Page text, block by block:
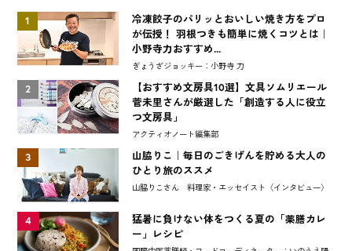
1
冷凍餃子のパリッとおいしい焼き方をプロ
が伝授！ 羽根つきも簡単に焼くコツとは｜
小野寺力おすすめ...
ぎょうざジョッキー：小野寺 力
2
【おすすめ文房具10選】文具ソムリエール
菅未里さんが厳選した「創造する人に役立
つ文房具」
アクティオノート編集部
3
山脇りこ｜毎日のごきげんを貯める大人の
ひとり旅のススメ
山脇りこさん 料理家・エッセイスト〈インタビュー〉
4
猛暑に負けない体をつくる夏の「薬膳カレ
ー」レシピ